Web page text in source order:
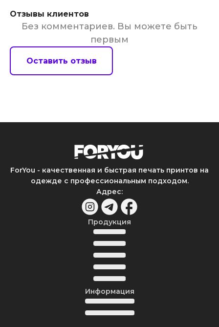
Отзывы клиентов
Без комментариев. Вы можете быть
первым
Оставить отзыв
ForYou - качественная и быстрая печать принтов на
одежде с профессиональным подходом.
Адрес:
Продукция
Информация